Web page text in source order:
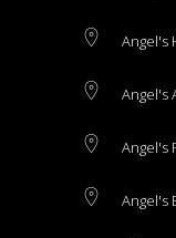
Angel's
Angel's
Angel's
Angel's